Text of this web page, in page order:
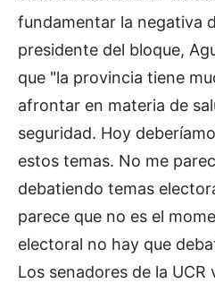
fundamentar la negativa
presidente del bloque,
que "la provincia tiene
afrontar en materia de
seguridad. Hoy
estos temas. No me
debatiendo temas
parece que no es el
electoral no hay que
Los senadores de la UCR